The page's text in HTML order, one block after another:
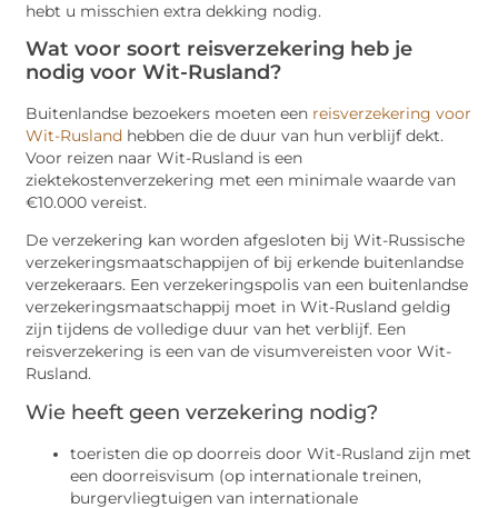
hebt u misschien extra dekking nodig.
Wat voor soort reisverzekering heb je
nodig voor Wit-Rusland?
Buitenlandse bezoekers moeten een reisverzekering voor
Wit-Rusland hebben die de duur van hun verblijf dekt.
Voor reizen naar Wit-Rusland is een
ziektekostenverzekering met een minimale waarde van
€10.000 vereist.
De verzekering kan worden afgesloten bij Wit-Russische
verzekeringsmaatschappijen of bij erkende buitenlandse
verzekeraars. Een verzekeringspolis van een buitenlandse
verzekeringsmaatschappij moet in Wit-Rusland geldig
zijn tijdens de volledige duur van het verblijf. Een
reisverzekering is een van de visumvereisten voor Wit-
Rusland.
Wie heeft geen verzekering nodig?
toeristen die op doorreis door Wit-Rusland zijn met
een doorreisvisum (op internationale treinen,
burgervliegtuigen van internationale